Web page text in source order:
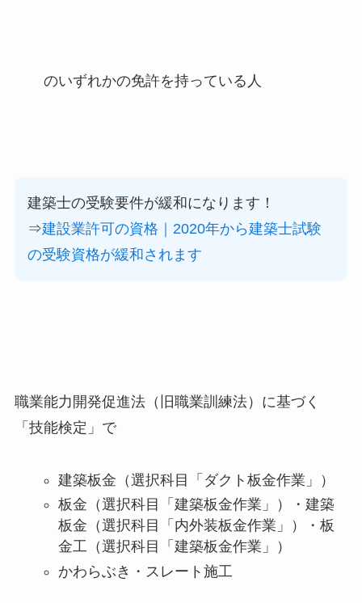
のいずれかの免許を持っている人
建築士の受験要件が緩和になります！
⇒建設業許可の資格｜2020年から建築士試験
の受験資格が緩和されます
職業能力開発促進法（旧職業訓練法）に基づく
「技能検定」で
建築板金（選択科目「ダクト板金作業」）
板金（選択科目「建築板金作業」）・建築
板金（選択科目「内外装板金作業」）・板
金工（選択科目「建築板金作業」）
かわらぶき・スレート施工